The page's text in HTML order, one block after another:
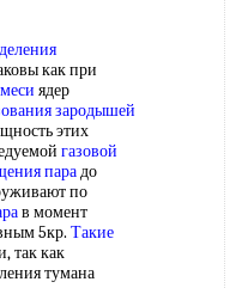
как при
ядер
зародышей
этих
газовой
парадо
по
в момент
5кр. Такие
так как
тумана